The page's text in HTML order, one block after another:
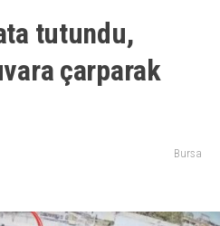
tutundu,
çarparak
Bursa